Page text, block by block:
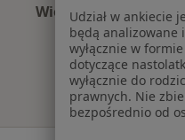
Więcej (15)
Więcej w
Udział w ankiecie
będą analizowane
wyłącznie w
dotyczące
wyłącznie do
prawnych. Nie
bezpośrednio od